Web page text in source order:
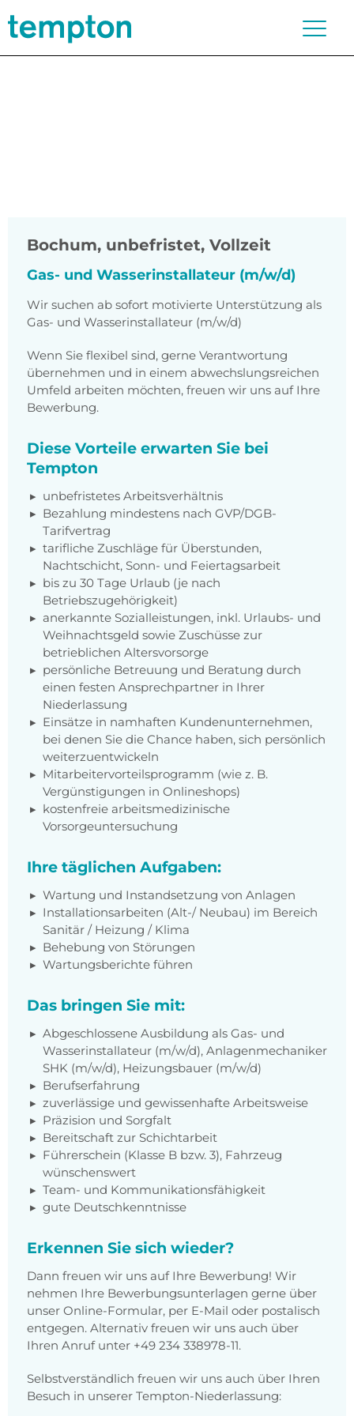
Bochum, unbefristet, Vollzeit
Gas- und Wasserinstallateur (m/w/d)
Wir suchen ab sofort motivierte Unterstützung als
Gas- und Wasserinstallateur (m/w/d)
Wenn Sie flexibel sind, gerne Verantwortung
übernehmen und in einem abwechslungsreichen
Umfeld arbeiten möchten, freuen wir uns auf Ihre
Bewerbung.
Diese Vorteile erwarten Sie bei
Tempton
unbefristetes Arbeitsverhältnis
Bezahlung mindestens nach GVP/DGB-
Tarifvertrag
tarifliche Zuschläge für Überstunden,
Nachtschicht, Sonn- und Feiertagsarbeit
bis zu 30 Tage Urlaub (je nach
Betriebszugehörigkeit)
anerkannte Sozialleistungen, inkl. Urlaubs- und
Weihnachtsgeld sowie Zuschüsse zur
betrieblichen Altersvorsorge
persönliche Betreuung und Beratung durch
einen festen Ansprechpartner in Ihrer
Niederlassung
Einsätze in namhaften Kundenunternehmen,
bei denen Sie die Chance haben, sich persönlich
weiterzuentwickeln
Mitarbeitervorteilsprogramm (wie z. B.
Vergünstigungen in Onlineshops)
kostenfreie arbeitsmedizinische
Vorsorgeuntersuchung
Ihre täglichen Aufgaben:
Wartung und Instandsetzung von Anlagen
Installationsarbeiten (Alt-/ Neubau) im Bereich
Sanitär / Heizung / Klima
Behebung von Störungen
Wartungsberichte führen
Das bringen Sie mit:
Abgeschlossene Ausbildung als Gas- und
Wasserinstallateur (m/w/d), Anlagenmechaniker
SHK (m/w/d), Heizungsbauer (m/w/d)
Berufserfahrung
zuverlässige und gewissenhafte Arbeitsweise
Präzision und Sorgfalt
Bereitschaft zur Schichtarbeit
Führerschein (Klasse B bzw. 3), Fahrzeug
wünschenswert
Team- und Kommunikationsfähigkeit
gute Deutschkenntnisse
Erkennen Sie sich wieder?
Dann freuen wir uns auf Ihre Bewerbung! Wir
nehmen Ihre Bewerbungsunterlagen gerne über
unser Online-Formular, per E-Mail oder postalisch
entgegen. Alternativ freuen wir uns auch über
Ihren Anruf unter +49 234 338978-11.
Selbstverständlich freuen wir uns auch über Ihren
Besuch in unserer Tempton-Niederlassung: